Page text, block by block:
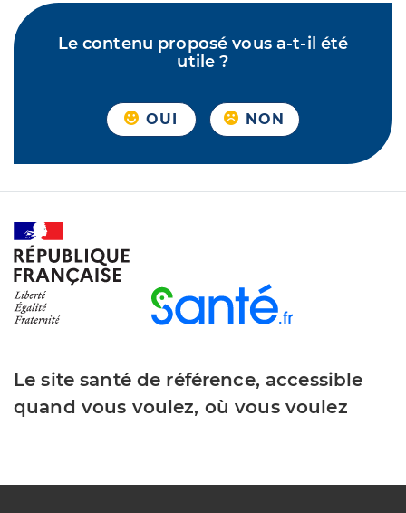
Le contenu proposé vous a-t-il été
utile ?
OUI NON
Le site santé de référence, accessible
quand vous voulez, où vous voulez